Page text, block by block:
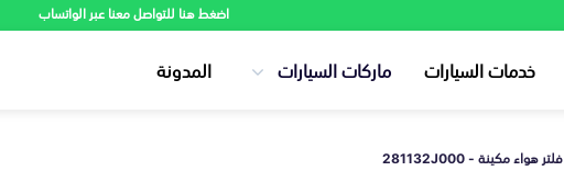
اضغط هنا للتواصل معنا عبر الواتساب
خدمات السيارات ماركات السيارات المدونة
فلتر هواء مكينة - 281132J000